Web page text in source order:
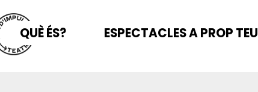
QUÈ ÉS? ESPECTACLES A PROP TEU